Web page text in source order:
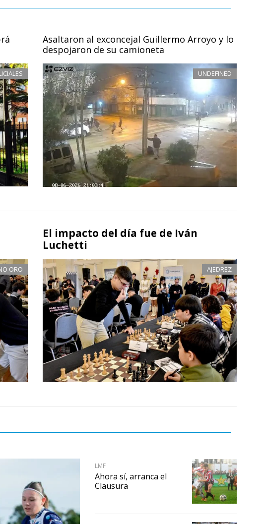
Asaltaron al exconcejal Guillermo Arroyo y lo
despojaron de su camioneta
UNDEFINED
ORO
El impacto del día fue de Iván
Luchetti
AJEDREZ
LMF
Ahora sí, arranca el
Clausura